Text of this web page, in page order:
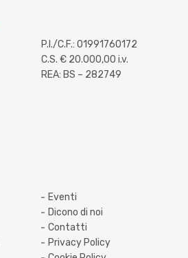
P.I./C.F.: 01991760172
C.S. € 20.000,00 i.v.
REA: BS – 282749
Eventi
Dicono di noi
Contatti
Privacy Policy